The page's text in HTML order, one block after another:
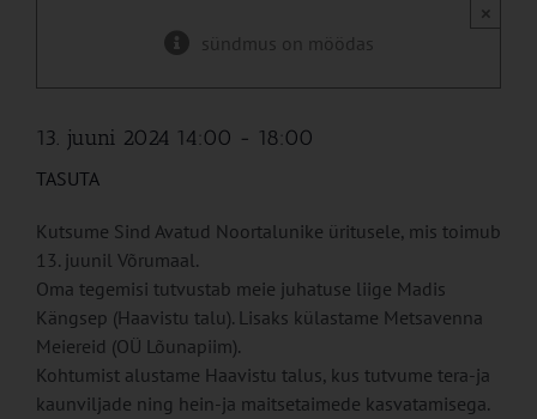
sündmus on möödas
×
13. juuni 2024 14:00 - 18:00
TASUTA
Kutsume Sind Avatud Noortalunike üritusele, mis toimub
13. juunil Võrumaal.
Oma tegemisi tutvustab meie juhatuse liige Madis
Kängsep (Haavistu talu). Lisaks külastame Metsavenna
Meiereid (OÜ Lõunapiim).
Kohtumist alustame Haavistu talus, kus tutvume tera-ja
kaunviljade ning hein-ja maitsetaimede kasvatamisega.